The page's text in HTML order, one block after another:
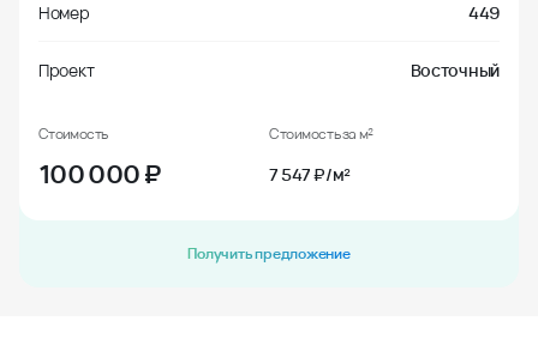
Номер 449
Проект Восточный
Стоимость
100 000₽
Стоимость за м²
7 547 ₽/м²
Получить предложение